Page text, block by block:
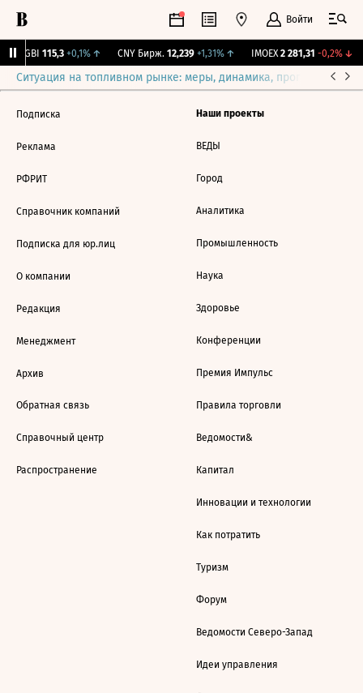
Войти
RGBI 115,3 +0,1%↑ CNY Бирж. 12,239 +1,31%↑ IMOEX 2 281,31 -0,2%↓
Ситуация на топливном рынке: меры, динамика, прогнозы
Подписка
Реклама
РФРИТ
Справочник компаний
Подписка для юр.лиц
О компании
Редакция
Менеджмент
Архив
Обратная связь
Справочный центр
Распространение
Наши проекты
ВЕДЫ
Город
Аналитика
Промышленность
Наука
Здоровье
Конференции
Премия Импульс
Правила торговли
Ведомости&
Капитал
Инновации и технологии
Как потратить
Туризм
Форум
Ведомости Северо-Запад
Идеи управления